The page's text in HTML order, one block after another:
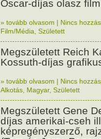
Oscar-díjas olasz
» tovább olvasom | Nincs
Film/Média Született
Megszületett Reich
Kossuth-díjas
» tovább olvasom | Nincs
Alkotás Magyar, Született
Megszületett Gene
díjas amerikai-cseh
képregényszerző,